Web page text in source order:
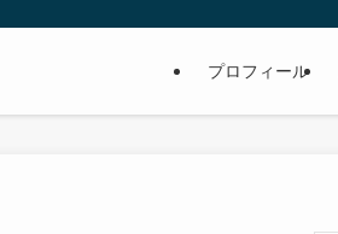
プロフィール